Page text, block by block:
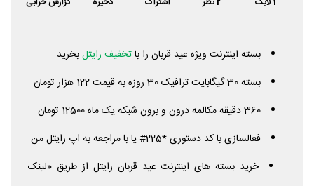
بسته اینترنت ویژه عید قربان را باتخفیف رایتلبخرید
بسته 30 گیگابایت ترافیک 30 روزه به قیمت 122 هزار تومان
360 دقیقه مکالمه درون و برون شبکه یک ماه 12500 تومان
فعالسازی با کد دستوری *225# یا با مراجعه به اپ رایتل من
خرید بسته های اینترنت عید قربان رایتل از طریق «لینک